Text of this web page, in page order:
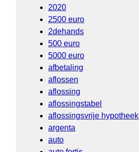
2020
2500 euro
2dehands
500 euro
5000 euro
afbetaling
aflossen
aflossing
aflossingstabel
aflossingsvrije hypotheek
argenta
auto